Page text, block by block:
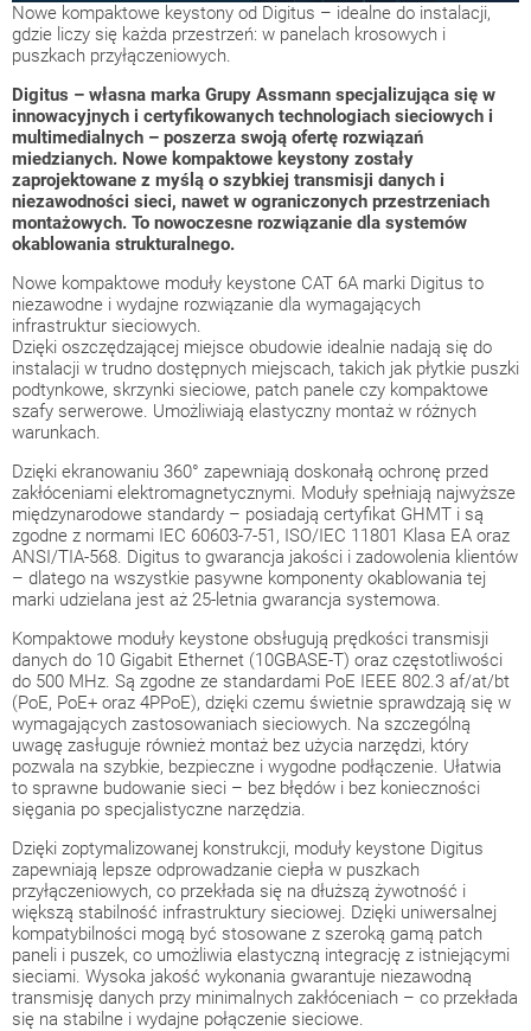
Nowe kompaktowe keystony od Digitus – idealne do instalacji,
gdzie liczy się każda przestrzeń: w panelach krosowych i
puszkach przyłączeniowych.
Digitus – własna marka Grupy Assmann specjalizująca się w
innowacyjnych i certyfikowanych technologiach sieciowych i
multimedialnych – poszerza swoją ofertę rozwiązań
miedzianych. Nowe kompaktowe keystony zostały
zaprojektowane z myślą o szybkiej transmisji danych i
niezawodności sieci, nawet w ograniczonych przestrzeniach
montażowych. To nowoczesne rozwiązanie dla systemów
okablowania strukturalnego.
Nowe kompaktowe moduły keystone CAT 6A marki Digitus to
niezawodne i wydajne rozwiązanie dla wymagających
infrastruktur sieciowych.
Dzięki oszczędzającej miejsce obudowie idealnie nadają się do
instalacji w trudno dostępnych miejscach, takich jak płytkie puszki
podtynkowe, skrzynki sieciowe, patch panele czy kompaktowe
szafy serwerowe. Umożliwiają elastyczny montaż w różnych
warunkach.
Dzięki ekranowaniu 360° zapewniają doskonałą ochronę przed
zakłóceniami elektromagnetycznymi. Moduły spełniają najwyższe
międzynarodowe standardy – posiadają certyfikat GHMT i są
zgodne z normami IEC 60603-7-51, ISO/IEC 11801 Klasa EA oraz
ANSI/TIA-568. Digitus to gwarancja jakości i zadowolenia klientów
– dlatego na wszystkie pasywne komponenty okablowania tej
marki udzielana jest aż 25-letnia gwarancja systemowa.
Kompaktowe moduły keystone obsługują prędkości transmisji
danych do 10 Gigabit Ethernet (10GBASE-T) oraz częstotliwości
do 500 MHz. Są zgodne ze standardami PoE IEEE 802.3 af/at/bt
(PoE, PoE+ oraz 4PPoE), dzięki czemu świetnie sprawdzają się w
wymagających zastosowaniach sieciowych. Na szczególną
uwagę zasługuje również montaż bez użycia narzędzi, który
pozwala na szybkie, bezpieczne i wygodne podłączenie. Ułatwia
to sprawne budowanie sieci – bez błędów i bez konieczności
sięgania po specjalistyczne narzędzia.
Dzięki zoptymalizowanej konstrukcji, moduły keystone Digitus
zapewniają lepsze odprowadzanie ciepła w puszkach
przyłączeniowych, co przekłada się na dłuższą żywotność i
większą stabilność infrastruktury sieciowej. Dzięki uniwersalnej
kompatybilności mogą być stosowane z szeroką gamą patch
paneli i puszek, co umożliwia elastyczną integrację z istniejącymi
sieciami. Wysoka jakość wykonania gwarantuje niezawodną
transmisję danych przy minimalnych zakłóceniach – co przekłada
się na stabilne i wydajne połączenie sieciowe.